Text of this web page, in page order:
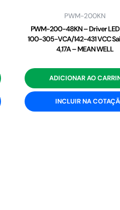
PWM-200KN
PWM-200-48KN – Driver
100-305-VCA/142-431 VCC
4,17A – MEAN WELL
ADICIONAR AO
INCLUIR NA